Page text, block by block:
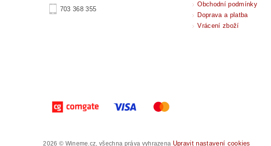
703 368 355
Obchodní podmínky
Doprava a platba
Vrácení zboží
2026 © Wineme.cz, všechna práva vyhrazena Upravit nastavení cookies